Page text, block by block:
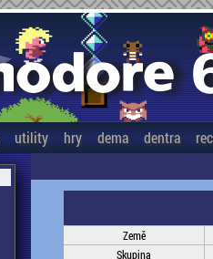
utility hry dema dentra
Země
Skupina